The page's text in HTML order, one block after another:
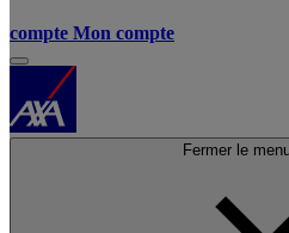
compte Mon compte
Fermer le